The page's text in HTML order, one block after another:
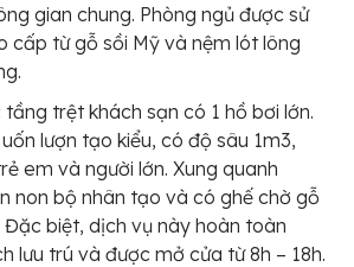
gian chung. Phòng ngủ được sử
cấp từ gỗ sồi Mỹ và nệm lót lông
trệt khách sạn có 1 hồ bơi lớn.
lượn tạo kiểu, có độ sâu 1m3,
em và người lớn. Xung quanh
non bộ nhân tạo và có ghế chờ gỗ
Đặc biệt, dịch vụ này hoàn toàn
lưu trú và được mở cửa từ 8h – 18h.